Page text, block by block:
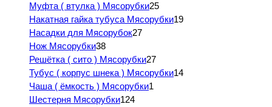
Муфта ( втулка ) Мясорубки25
Накатная гайка тубуса Мясорубки19
Насадки для Мясорубок27
Нож Мясорубки38
Решётка ( сито ) Мясорубки27
Тубус ( корпус шнека ) Мясорубки14
Чаша ( ёмкость ) Мясорубки1
Шестерня Мясорубки124